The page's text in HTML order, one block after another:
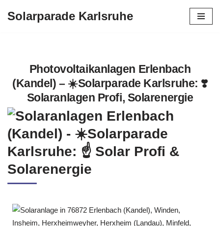
Solarparade Karlsruhe
Photovoltaikanlagen Erlenbach
(Kandel) – ☀️Solarparade Karlsruhe: ❣️
Solaranlagen Profi, Solarenergie